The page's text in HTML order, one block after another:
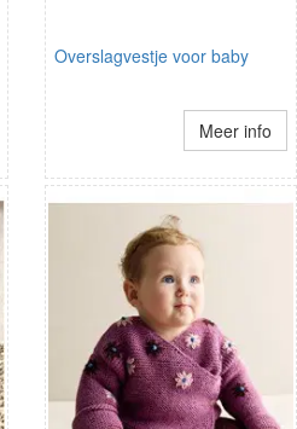
Overslagvestje voor baby
Meer info